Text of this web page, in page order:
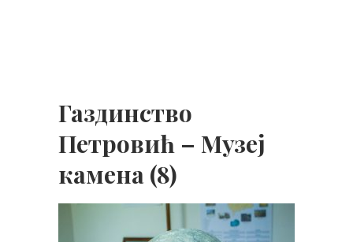
Газдинство
Петровић – Музеј
камена (8)